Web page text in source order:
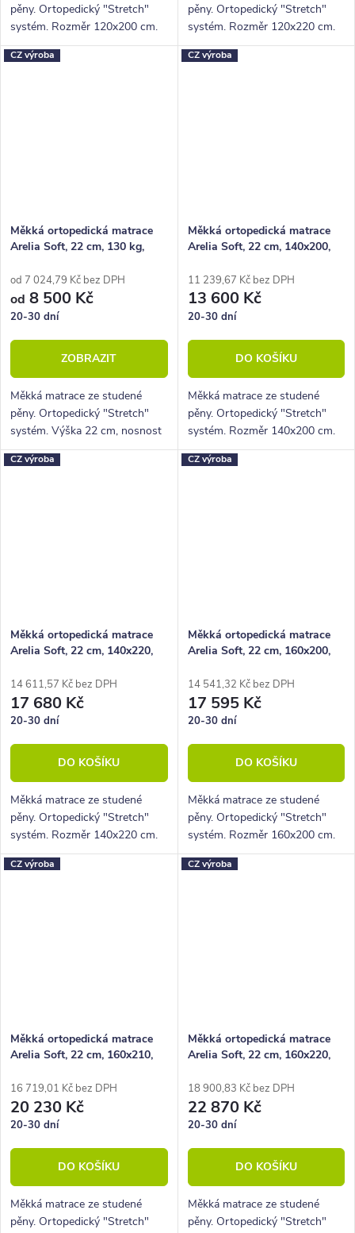
pěny. Ortopedický "Stretch"
systém. Rozměr 120x200 cm.
Výška 22 cm, nosnost 130 Kg,
5 zón
pěny. Ortopedický "Stretch"
systém. Rozměr 120x220 cm.
Výška 22 cm, nosnost 130 Kg,
5 zón
CZ výroba
Měkká ortopedická matrace
Arelia Soft, 22 cm, 130 kg,
od 7 024,79 Kč bez DPH
od 8 500 Kč
20-30 dní
ZOBRAZIT
Měkká matrace ze studené
pěny. Ortopedický "Stretch"
systém. Výška 22 cm, nosnost
130 Kg, 5 zón
CZ výroba
Měkká ortopedická matrace
Arelia Soft, 22 cm, 140x200,
11 239,67 Kč bez DPH
13 600 Kč
20-30 dní
DO KOŠÍKU
Měkká matrace ze studené
pěny. Ortopedický "Stretch"
systém. Rozměr 140x200 cm.
Výška 22 cm, nosnost 130 Kg,
5 zón
CZ výroba
Měkká ortopedická matrace
Arelia Soft, 22 cm, 140x220,
14 611,57 Kč bez DPH
17 680 Kč
20-30 dní
DO KOŠÍKU
Měkká matrace ze studené
pěny. Ortopedický "Stretch"
systém. Rozměr 140x220 cm.
Výška 22 cm, nosnost 130 Kg,
5 zón
CZ výroba
Měkká ortopedická matrace
Arelia Soft, 22 cm, 160x200,
14 541,32 Kč bez DPH
17 595 Kč
20-30 dní
DO KOŠÍKU
Měkká matrace ze studené
pěny. Ortopedický "Stretch"
systém. Rozměr 160x200 cm.
Výška 22 cm, nosnost 130 Kg,
5 zón
CZ výroba
Měkká ortopedická matrace
Arelia Soft, 22 cm, 160x210,
16 719,01 Kč bez DPH
20 230 Kč
20-30 dní
DO KOŠÍKU
Měkká matrace ze studené
pěny. Ortopedický "Stretch"
CZ výroba
Měkká ortopedická matrace
Arelia Soft, 22 cm, 160x220,
18 900,83 Kč bez DPH
22 870 Kč
20-30 dní
DO KOŠÍKU
Měkká matrace ze studené
pěny. Ortopedický "Stretch"